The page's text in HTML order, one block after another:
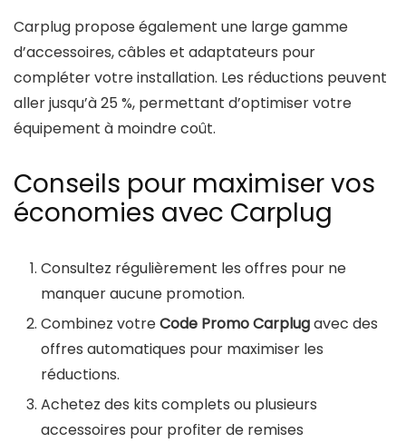
Carplug propose également une large gamme
d’accessoires, câbles et adaptateurs pour
compléter votre installation. Les réductions peuvent
aller jusqu’à 25 %, permettant d’optimiser votre
équipement à moindre coût.
Conseils pour maximiser vos
économies avec Carplug
Consultez régulièrement les offres pour ne
manquer aucune promotion.
Combinez votreCode Promo Carplugavec des
offres automatiques pour maximiser les
réductions.
Achetez des kits complets ou plusieurs
accessoires pour profiter de remises